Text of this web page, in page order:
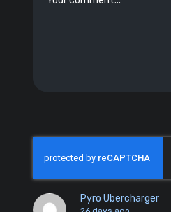
Pyro Ubercharger